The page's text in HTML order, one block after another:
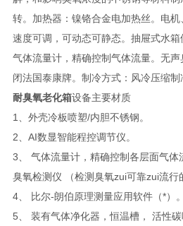
转。加热器：镍铬合金电加热丝。电
速度可调，可动态可静态。抽屉式水箱
气体流量计，精确控制气体流量。无
闭法国泰康牌。制冷方式：风冷压缩制
耐臭氧老化箱设备主要材质
1、外壳冷板喷塑/内胆不锈钢。
2、AI数显智能程控调节仪。
3、 气体流量计，精确控制各层面气体
臭氧检测仪 （检测臭氧zui可靠zui流行
4、 比尔-朗伯原理测量应用软件（*）。
5、 装有气体净化器，恒温槽， 活性碳